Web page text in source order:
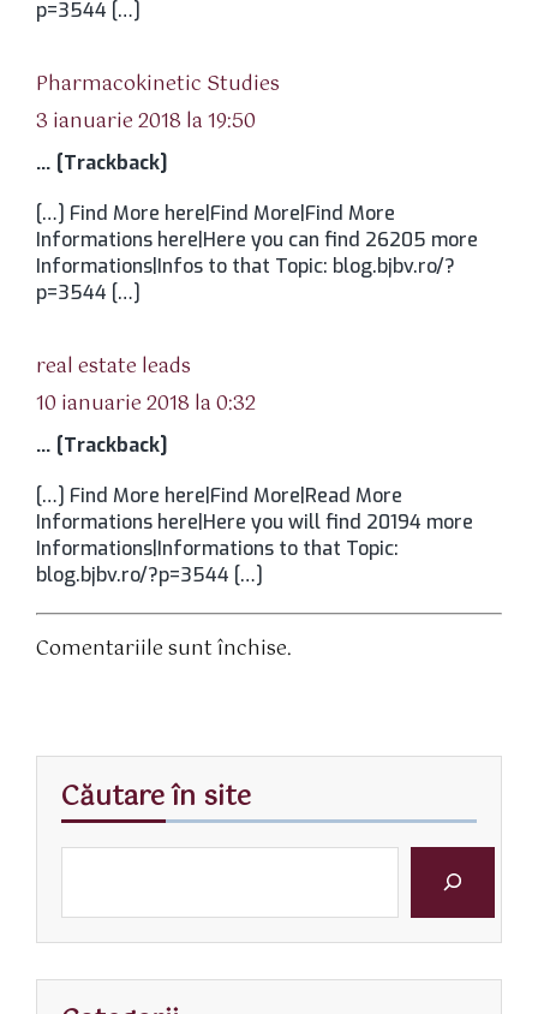
p=3544 […]
Pharmacokinetic Studies
3 ianuarie 2018 la 19:50
… [Trackback]
[…] Find More here|Find More|Find More
Informations here|Here you can find 26205 more
Informations|Infos to that Topic: blog.bjbv.ro/?
p=3544 […]
real estate leads
10 ianuarie 2018 la 0:32
… [Trackback]
[…] Find More here|Find More|Read More
Informations here|Here you will find 20194 more
Informations|Informations to that Topic:
blog.bjbv.ro/?p=3544 […]
Comentariile sunt închise.
Căutare în site